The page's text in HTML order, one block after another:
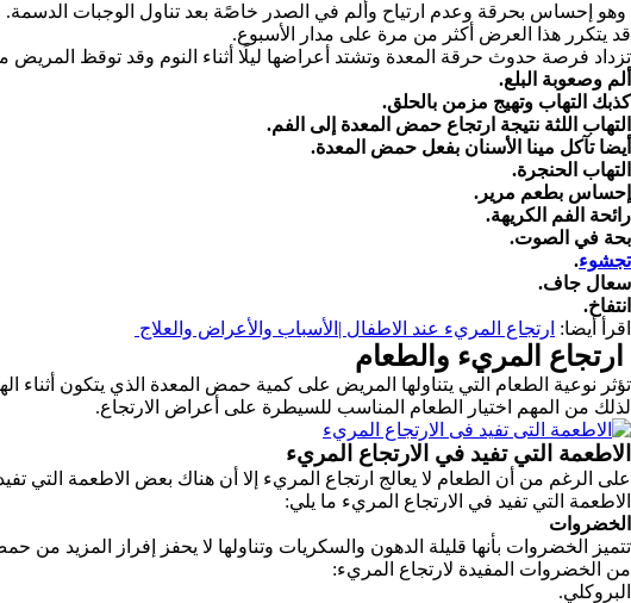
وهو إحساس بحرقة وعدم ارتياح وألم في الصدر خاصًة بعد تناول الوجبات الدسمة.
قد يتكرر هذا العرض أكثر من مرة على مدار الأسبوع.
تزداد فرصة حدوث حرقة المعدة وتشتد أعراضها ليلًا أثناء النوم وقد توقظ المريض
ألم وصعوبة البلع.
كذبك التهاب وتهيج مزمن بالحلق.
التهاب اللثة نتيجة ارتجاع حمض المعدة إلى الفم.
أيضا تآكل مينا الأسنان بفعل حمض المعدة.
التهاب الحنجرة.
إحساس بطعم مرير.
رائحة الفم الكريهة.
بحة في الصوت.
تجشوء.
سعال جاف.
انتفاخ.
اقرأ أيضا: ارتجاع المريء عند الاطفال |الأسباب والأعراض والعلاج
ارتجاع المريء والطعام
تؤثر نوعية الطعام التي يتناولها المريض على كمية حمض المعدة الذي يتكون أثناء
لذلك من المهم اختيار الطعام المناسب للسيطرة على أعراض الارتجاع.
الاطعمة التي تفيد في الارتجاع المريء
على الرغم من أن الطعام لا يعالج ارتجاع المريء إلا أن هناك بعض الاطعمة التي
الاطعمة التي تفيد في الارتجاع المريء ما يلي:
الخضروات
تتميز الخضروات بأنها قليلة الدهون والسكريات وتناولها لا يحفز إفراز المزيد من
من الخضروات المفيدة لارتجاع المريء:
البروكلي.